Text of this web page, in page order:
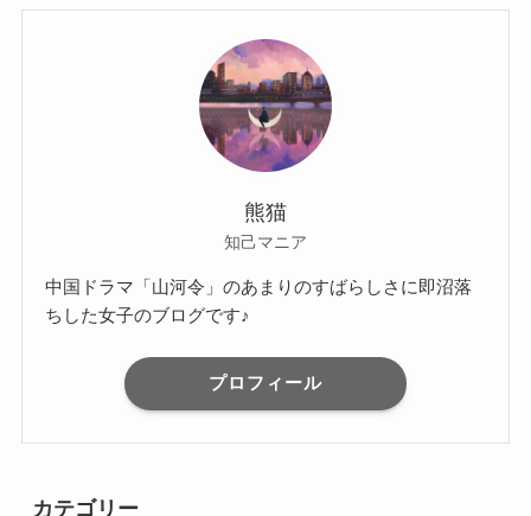
熊猫
知己マニア
中国ドラマ「山河令」のあまりのすばらしさに即沼落
ちした女子のブログです♪
プロフィール
カテゴリー